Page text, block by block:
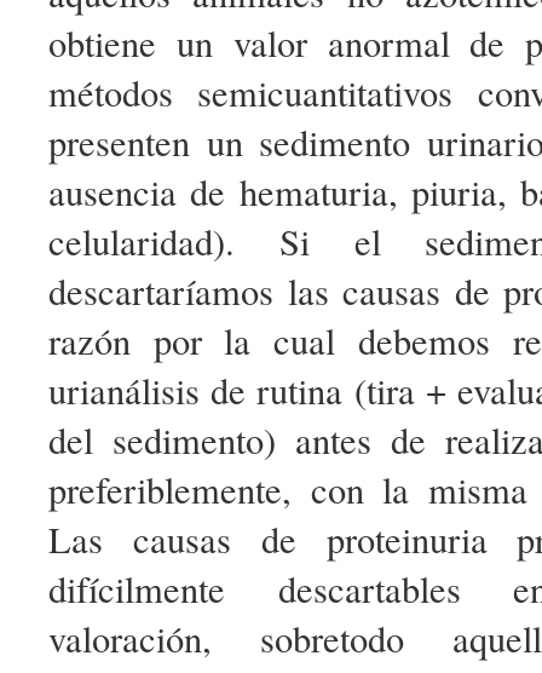
obtiene un valor anormal de
métodos semicuantitativos
presenten un sedimento
ausencia de hematuria, piuria,
celularidad). Si el
descartaríamos las causas de
razón por la cual debemos
urianálisis de rutina (tira +
del sedimento) antes de
preferiblemente, con la
Las causas de proteinuria
difícilmente descartables
valoración, sobretodo